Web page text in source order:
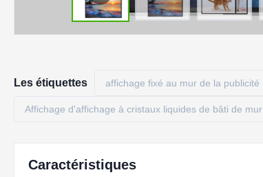
Les étiquettes affichage fixé au mur de la publicité
Affichage d'affichage à cristaux liquides de bâti de mur
Caractéristiques